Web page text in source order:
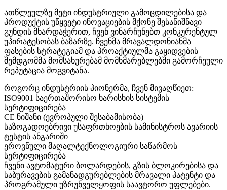
ათწლეულზე მეტი ინდუსტრიული გამოცდილებისა და
პროდუქტის უწყვეტი ინოვაციების მქონე შესანიშნავი
გუნდის მხარდაჭერით, ჩვენ ვინარჩუნებთ კონკურენტულ
უპირატესობას ბაზარზე. ჩვენმა მრავალდონიანმა
ფასების სტრატეგიამ და პროაქტიულმა გაყიდვების
შემდგომმა მომსახურებამ მომხმარებლებში გამორჩეული
რეპუტაცია მოგვიტანა.
როგორც ინდუსტრიის პიონერმა, ჩვენ მივაღწიეთ:
ISO9001 საერთაშორისო ხარისხის სისტემის
სერტიფიცირება
CE ნიშანი (ევროპული შესაბამისობა)
საზოგადოებრივი უსაფრთხოების სამინისტროს ავარიის
ტესტის ანგარიში
ეროვნული მაღალტექნოლოგიური საწარმოს
სერტიფიცირება
ჩვენი ავტომატური ბოლარდების, გზის ბლოკირებისა და
საბურავების გამანადგურებლების მრავალი პატენტი და
პროგრამული უზრუნველყოფის საავტორო უფლებები.